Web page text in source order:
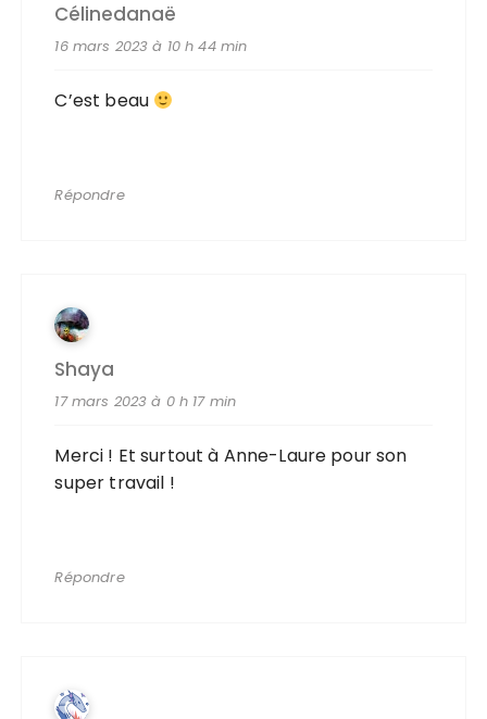
Célinedanaë
16 mars 2023 à 10 h 44 min
C’est beau
Répondre
Shaya
17 mars 2023 à 0 h 17 min
Merci ! Et surtout à Anne-Laure pour son
super travail !
Répondre